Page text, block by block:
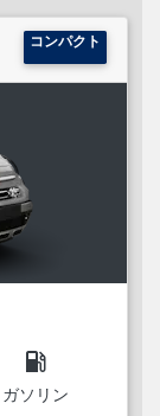
コンパクト
local_gas_station
ガソリン